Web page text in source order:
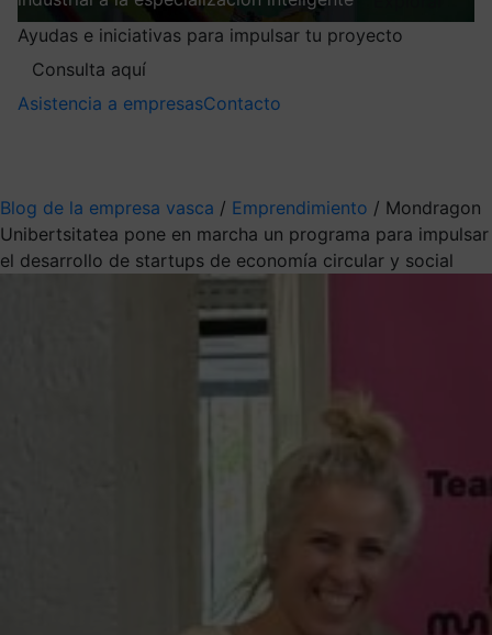
Ayudas e iniciativas para impulsar tu proyecto
Consulta aquí
Asistencia a empresasContacto
Blog de la empresa vasca / Emprendimiento / Mondragon
Unibertsitatea pone en marcha un programa para impulsar
el desarrollo de startups de economía circular y social